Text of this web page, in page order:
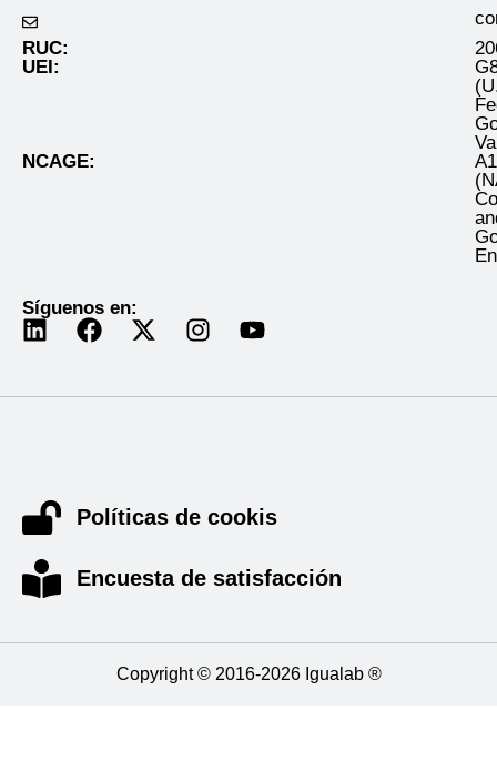
RUC:
UEI:
NCAGE:
Síguenos en:
Políticas de cookis
Encuesta de satisfacción
Copyright © 2016-2026 Igualab ®